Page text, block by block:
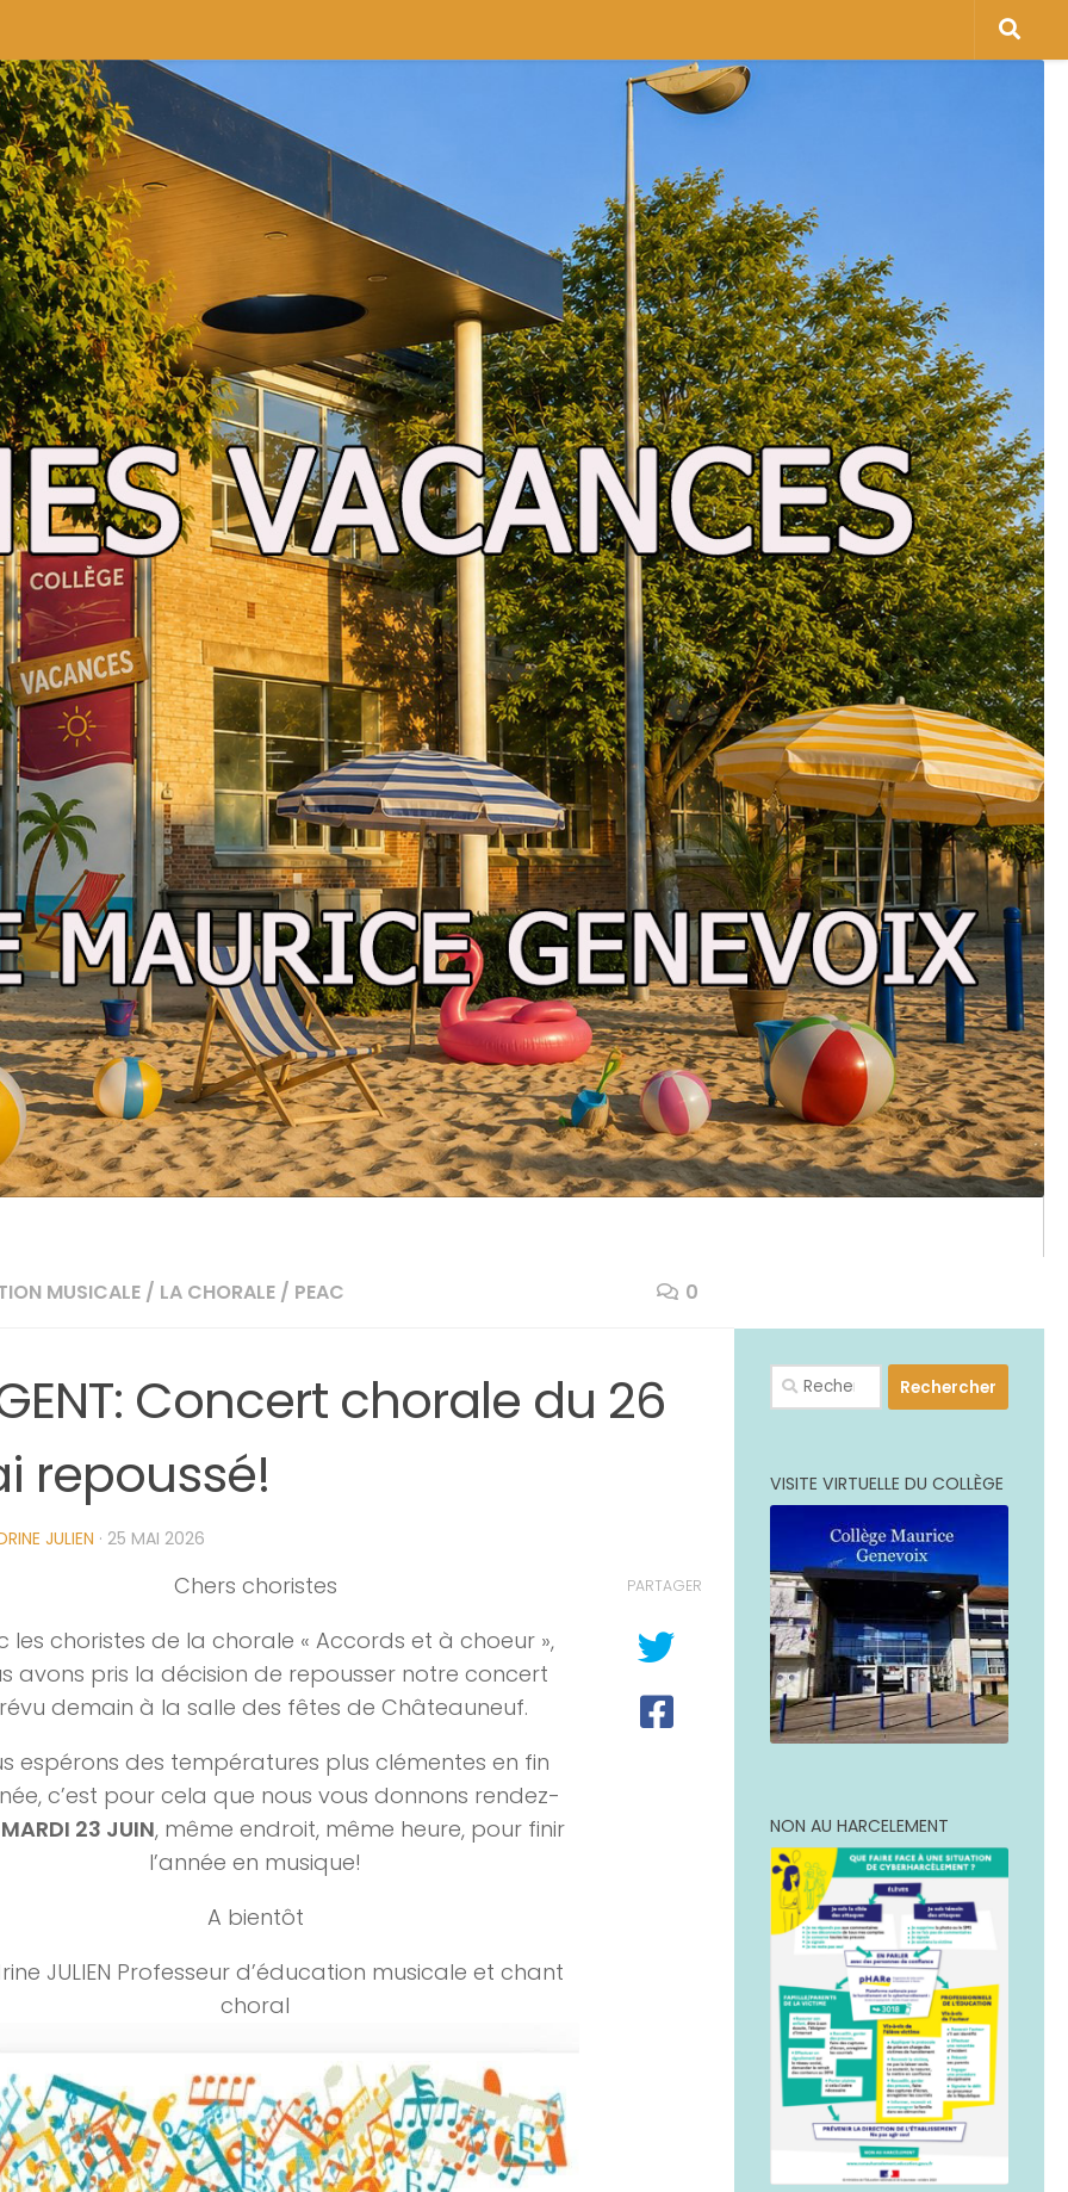
MUSICALE / LA CHORALE / PEAC 0
Concert chorale du 26
repoussé!
JULIEN · 25 MAI 2026
Chers choristes
les choristes de la chorale « Accords et à choeur »,
avons pris la décision de repousser notre concert
demain à la salle des fêtes de Châteauneuf.
espérons des températures plus clémentes en fin
c’est pour cela que nous vous donnons rendez-
MARDI 23 JUIN, même endroit, même heure, pour finir
l’année en musique!
A bientôt
JULIEN Professeur d’éducation musicale et chant
choral
PARTAGER
Rechercher :
VISITE VIRTUELLE DU COLLÈGE
NON AU HARCELEMENT